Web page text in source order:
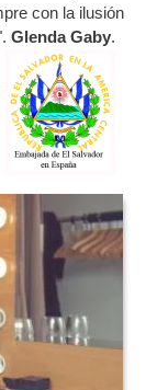
con la ilusión
Glenda Gaby.